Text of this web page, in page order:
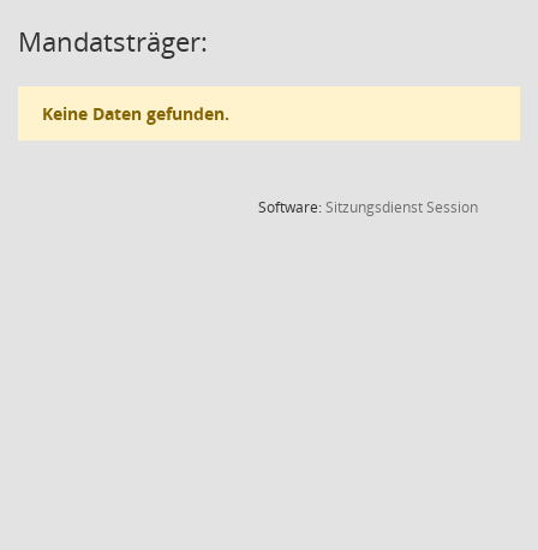
Mandatsträger:
Keine Daten gefunden.
Software:SitzungsdienstSession(Wird in